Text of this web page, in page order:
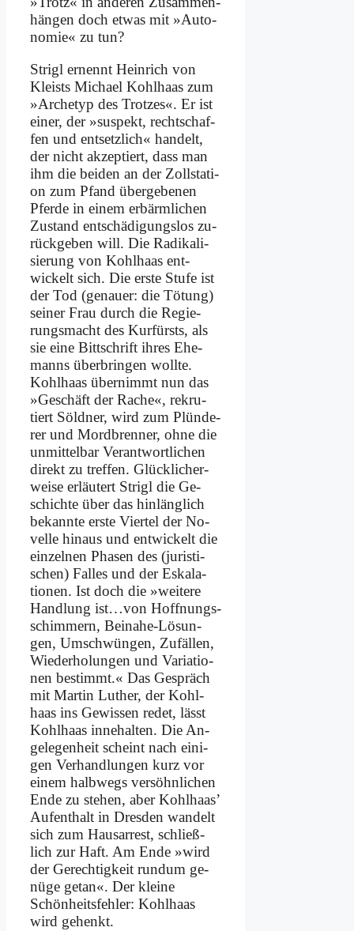
hän­gen doch et­was mit »Au­to­
no­mie« zu tun?
Stri­gl er­nennt Hein­rich von
Kleists Mi­cha­el Kohl­haas zum
»Ar­che­typ des Trot­zes«. Er ist
ei­ner, der »su­spekt, recht­schaf­
fen und ent­setz­lich« han­delt,
der nicht ak­zep­tiert, dass man
ihm die bei­den an der Zoll­sta­ti­
on zum Pfand über­ge­be­nen
Pfer­de in ei­nem er­bärm­li­chen
Zu­stand ent­schä­di­gungs­los zu­
rück­ge­ben will. Die Ra­di­ka­li­
sie­rung von Kohl­haas ent­
wickelt sich. Die er­ste Stu­fe ist
der Tod (ge­nau­er: die Tö­tung)
sei­ner Frau durch die Re­gie­
rungs­macht des Kur­fürsts, als
sie ei­ne Bitt­schrift ih­res Ehe­
manns über­brin­gen woll­te.
Kohl­haas über­nimmt nun das
»Ge­schäft der Ra­che«, re­kru­
tiert Söld­ner, wird zum Plün­de­
rer und Mord­bren­ner, oh­ne die
un­mit­tel­bar Ver­ant­wort­li­chen
di­rekt zu tref­fen. Glück­li­cher­
wei­se er­läu­tert Stri­gl die Ge­
schich­te über das hin­läng­lich
be­kann­te er­ste Vier­tel der No­
vel­le hin­aus und ent­wickelt die
ein­zel­nen Pha­sen des (ju­ri­sti­
schen) Fal­les und der Es­ka­la­
tio­nen. Ist doch die »wei­te­re
Hand­lung ist…von Hoff­nungs­
schim­mern, Bei­na­he-Lö­sun­
gen, Um­schwün­gen, Zu­fäl­len,
Wie­der­ho­lun­gen und Va­ria­tio­
nen be­stimmt.« Das Ge­spräch
mit Mar­tin Lu­ther, der Kohl­
haas ins Ge­wis­sen re­det, lässt
Kohl­haas in­ne­hal­ten. Die An­
ge­le­gen­heit scheint nach ei­ni­
gen Ver­hand­lun­gen kurz vor
ei­nem halb­wegs ver­söhn­li­chen
En­de zu ste­hen, aber Kohl­haas’
Auf­ent­halt in Dres­den wan­delt
sich zum Haus­ar­rest, schließ­
lich zur Haft. Am En­de »wird
der Ge­rech­tig­keit rund­um ge­
nü­ge ge­tan«. Der klei­ne
Schön­heits­feh­ler: Kohl­haas
wird ge­henkt.